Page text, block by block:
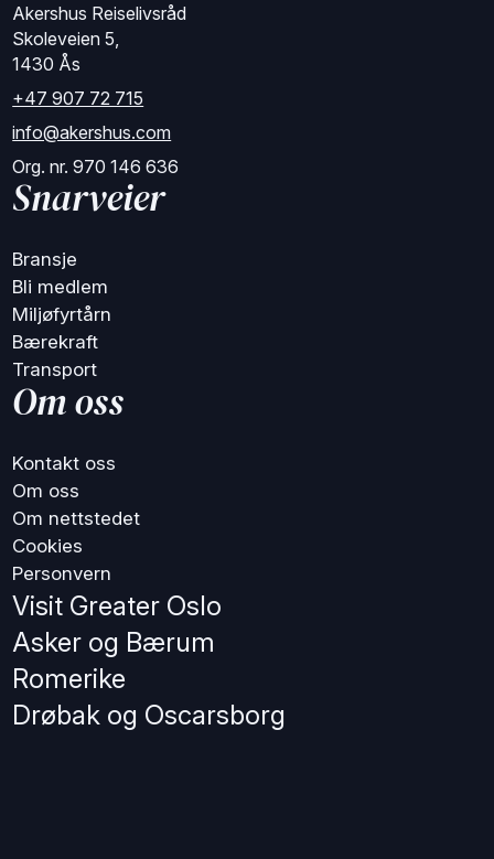
Akershus Reiselivsråd
Skoleveien 5,
1430 Ås
+47 907 72 715
info@akershus.com
Org. nr. 970 146 636
Snarveier
Bransje
Bli medlem
Miljøfyrtårn
Bærekraft
Transport
Om oss
Kontakt oss
Om oss
Om nettstedet
Cookies
Personvern
Visit Greater Oslo
Asker og Bærum
Romerike
Drøbak og Oscarsborg